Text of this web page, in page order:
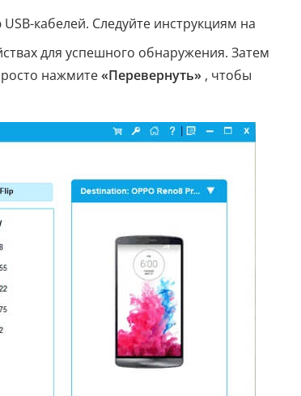
кабелей. Следуйте инструкциям на
для успешного обнаружения. Затем
нажмите«Перевернуть» , чтобы